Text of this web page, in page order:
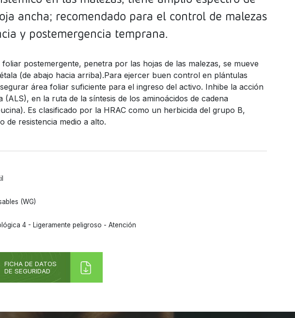
ancha; recomendado para el control de malezas
y postemergencia temprana.
postemergente, penetra por las hojas de las malezas, se mueve
(de abajo hacia arriba).Para ejercer buen control en plántulas
área foliar suficiente para el ingreso del activo. Inhibe la acción
(ALS), en la ruta de la síntesis de los aminoácidos de cadena
Es clasificado por la HRAC como un herbicida del grupo B,
de resistencia medio a alto.
(WG)
4 - Ligeramente peligroso - Atención
FICHA DE DATOS
DE SEGURIDAD